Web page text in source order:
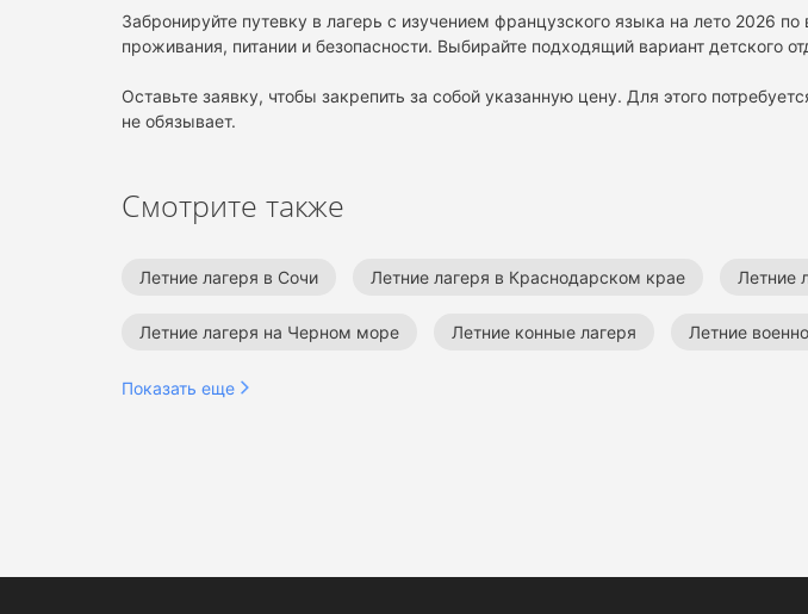
Забронируйте путевку в лагерь с изучением французского языка на лето 2026
проживания, питании и безопасности. Выбирайте подходящий вариант детского
Оставьте заявку, чтобы закрепить за собой указанную цену. Для этого
не обязывает.
Смотрите также
Летние лагеря в Сочи Летние лагеря в Краснодарском крае Летние
Летние лагеря на Черном море Летние конные лагеря Летние
Летние тематические лагеря
Показать еще